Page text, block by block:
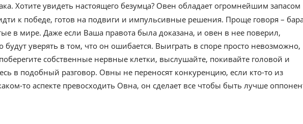
Хотите увидеть настоящего безумца? Овен обладает огромнейшим запасом
к победе, готов на подвиги и импульсивные решения. Проще говоря –
в мире. Даже если Ваша правота была доказана, и овен в нее поверил,
будут уверять в том, что он ошибается. Выиграть в споре просто невозможно,
собственные нервные клетки, выслушайте, покивайте головой и
в подобный разговор. Овны не переносят конкуренцию, если кто-то из
то аспекте превосходить Овна, он сделает все чтобы быть лучше